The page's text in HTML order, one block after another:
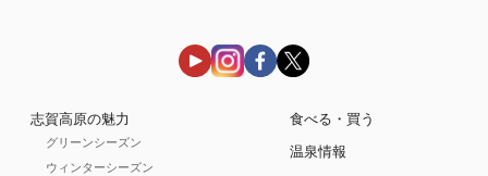
志賀高原の魅力
グリーンシーズン
ウィンターシーズン
食べる・買う
温泉情報